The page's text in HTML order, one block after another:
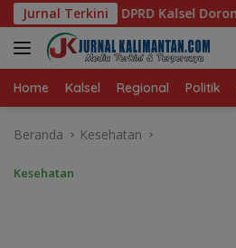
Langsung
ke
konten
Jurnal Terkini
Pembenahan AMKS Hasanuddin
Home Kalsel Regional Politik
Beranda Kesehatan
Kesehatan